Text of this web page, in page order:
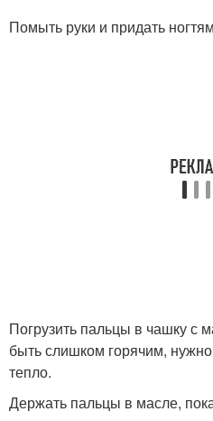
Помыть руки и придать
Погрузить пальцы в чашку с
быть слишком горячим,
тепло.
Держать пальцы в масле,